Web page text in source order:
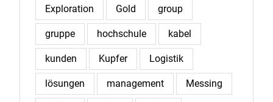
Exploration Gold group
gruppe hochschule kabel
kunden Kupfer Logistik
lösungen management Messing